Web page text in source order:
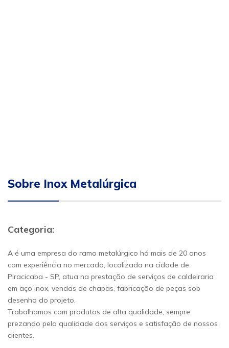
Sobre Inox Metalúrgica
Categoria:
A é uma empresa do ramo metalúrgico há mais de 20 anos
com experiência no mercado, localizada na cidade de
Piracicaba - SP, atua na prestação de serviços de caldeiraria
em aço inox, vendas de chapas, fabricação de peças sob
desenho do projeto.
Trabalhamos com produtos de alta qualidade, sempre
prezando pela qualidade dos serviços e satisfação de nossos
clientes.